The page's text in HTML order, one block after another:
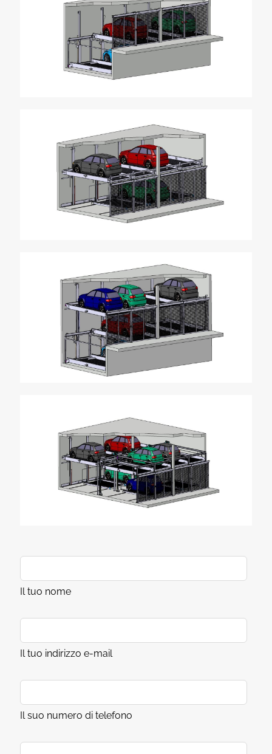
Il tuo nome
Il tuo indirizzo e-mail
Il suo numero di telefono